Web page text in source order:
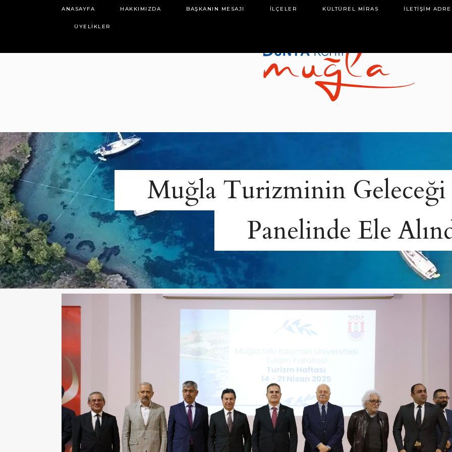
ANASAYFA HAKKIMIZDA BAŞKANIN MESAJI İLÇELER KÜLTÜREL MIRAS İLETIŞIM
ÜYELIKLER
1
Muğla Turizminin
Panelinde Ele